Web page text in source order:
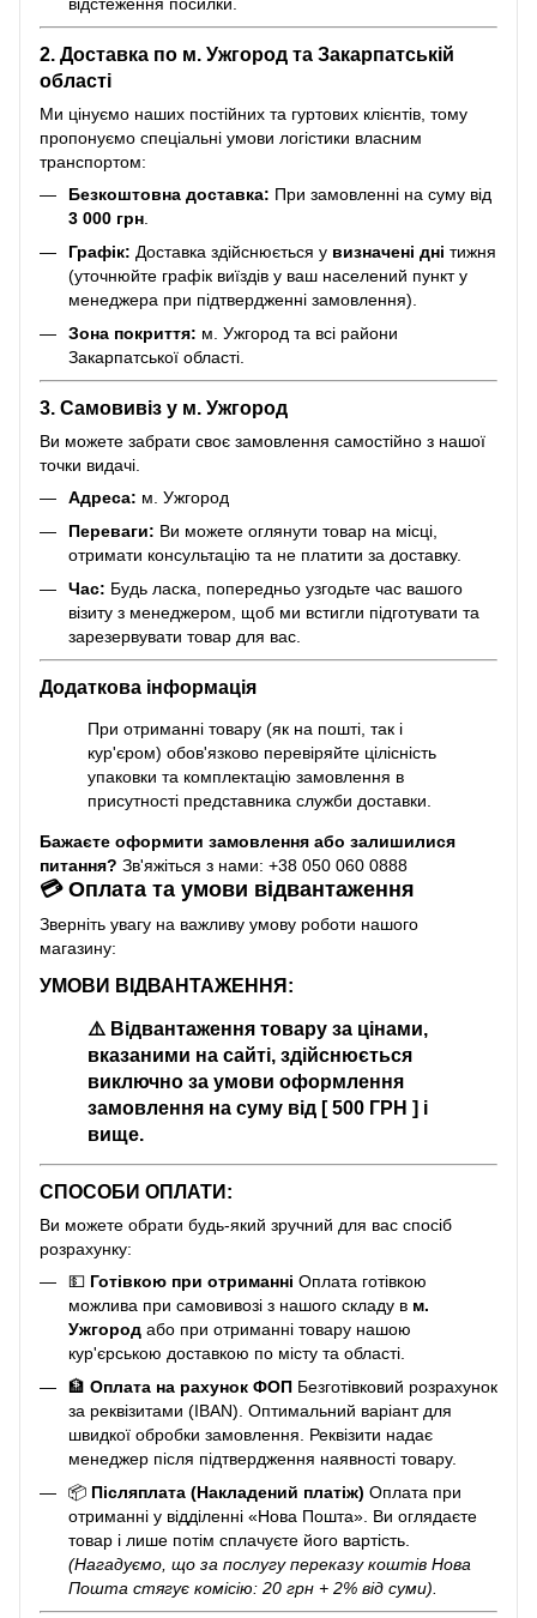
відстеження посилки.
2. Доставка по м. Ужгород та Закарпатській
області
Ми цінуємо наших постійних та гуртових клієнтів, тому
пропонуємо спеціальні умови логістики власним
транспортом:
Безкоштовна доставка: При замовленні на суму від
3 000 грн
Графік: Доставка здійснюється у визначені дні тижня
(уточнюйте графік виїздів у ваш населений пункт у
менеджера при підтвердженні замовлення).
Зона покриття: м. Ужгород та всі райони
Закарпатської області.
3. Самовивіз у м. Ужгород
Ви можете забрати своє замовлення самостійно з нашої
точки видачі.
Адреса: м. Ужгород
Переваги: Ви можете оглянути товар на місці,
отримати консультацію та не платити за доставку.
Час: Будь ласка, попередньо узгодьте час вашого
візиту з менеджером, щоб ми встигли підготувати та
зарезервувати товар для вас.
Додаткова інформація
При отриманні товару (як на пошті, так і
кур'єром) обов'язково перевіряйте цілісність
упаковки та комплектацію замовлення в
присутності представника служби доставки.
Бажаєте оформити замовлення або залишилися
питання? Зв'яжіться з нами: +38 050 060 0888
💳 Оплата та умови відвантаження
Зверніть увагу на важливу умову роботи нашого
магазину:
УМОВИ ВІДВАНТАЖЕННЯ:
⚠️ Відвантаження товару за цінами,
вказаними на сайті, здійснюється
виключно за умови оформлення
замовлення на суму від [ 500 ГРН ] і
вище.
СПОСОБИ ОПЛАТИ:
Ви можете обрати будь-який зручний для вас спосіб
розрахунку:
💵 Готівкою при отриманні Оплата готівкою
можлива при самовивозі з нашого складу в м.
Ужгород або при отриманні товару нашою
кур'єрською доставкою по місту та області.
🏦 Оплата на рахунок ФОП Безготівковий розрахунок
за реквізитами (IBAN). Оптимальний варіант для
швидкої обробки замовлення. Реквізити надає
менеджер після підтвердження наявності товару.
📦 Післяплата (Накладений платіж) Оплата при
отриманні у відділенні «Нова Пошта». Ви оглядаєте
товар і лише потім сплачуєте його вартість.
(Нагадуємо, що за послугу переказу коштів Нова
Пошта стягує комісію: 20 грн + 2% від суми).